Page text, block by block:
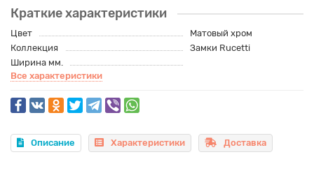
Краткие характеристики
Цвет
Матовый хром
Коллекция
Замки Rucetti
Ширина мм.
Все характеристики
Описание Характеристики Доставка